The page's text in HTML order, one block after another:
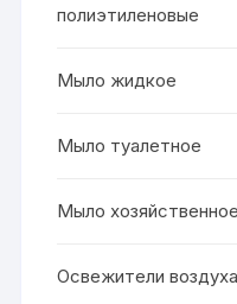
полиэтиленовые
Мыло жидкое
Мыло туалетное
Мыло хозяйственное
Освежители воздуха